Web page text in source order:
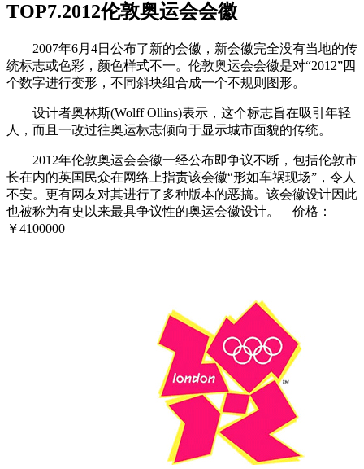
TOP7.2012伦敦奥运会会徽
2007年6月4日公布了新的会徽，新会徽完全没有当地的传
统标志或色彩，颜色样式不一。伦敦奥运会会徽是对“2012”四
个数字进行变形，不同斜块组合成一个不规则图形。
设计者奥林斯(Wolff Ollins)表示，这个标志旨在吸引年轻
人，而且一改过往奥运标志倾向于显示城市面貌的传统。
2012年伦敦奥运会会徽一经公布即争议不断，包括伦敦市
长在内的英国民众在网络上指责该会徽“形如车祸现场”，令人
不安。更有网友对其进行了多种版本的恶搞。该会徽设计因此
也被称为有史以来最具争议性的奥运会徽设计。 价格：
￥4100000